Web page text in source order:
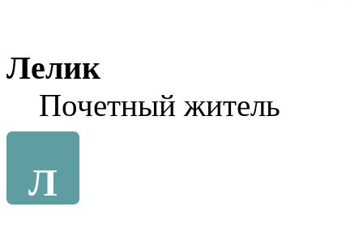
Лелик
Почетный житель
Л